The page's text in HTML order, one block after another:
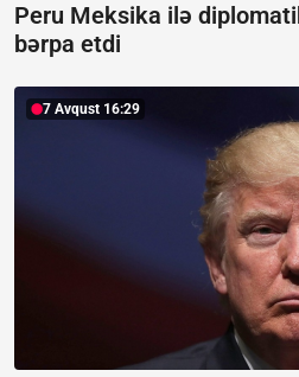
Peru Meksika ilə
bərpa etdi
7 Avqust 16:29